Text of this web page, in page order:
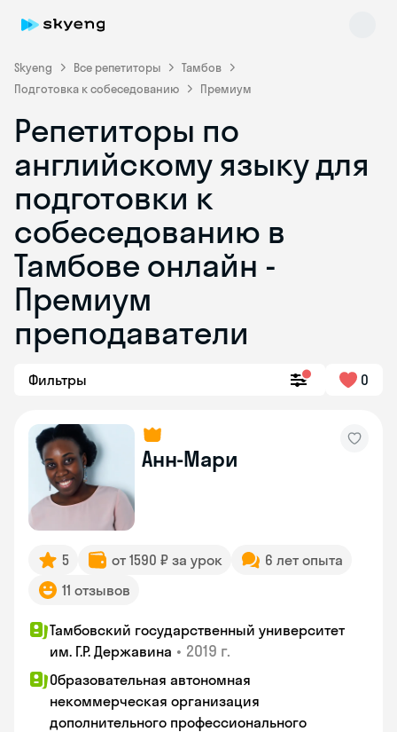
Skyeng Все репетиторы
Тамбов
Подготовка к собеседованию
Премиум
Репетиторы по
английскому языку для
подготовки к
собеседованию в
Тамбове онлайн -
Премиум
преподаватели
Фильтры 0
Анн-Мари
5 от 1590 ₽ за урок
6 лет опыта
11 отзывов
Тамбовский государственный университет
им. Г.Р. Державина • 2019 г.
Образовательная автономная
некоммерческая организация
дополнительного профессионального
Skyeng Chat